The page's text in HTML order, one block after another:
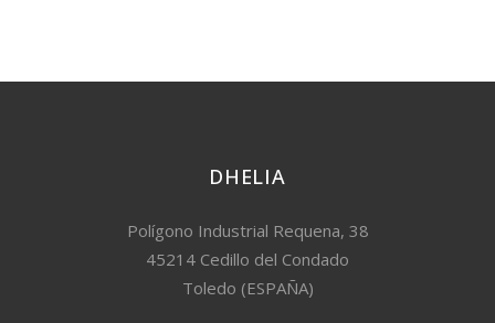
DHELIA
Polígono Industrial Requena, 38
45214 Cedillo del Condado
Toledo (ESPAÑA)